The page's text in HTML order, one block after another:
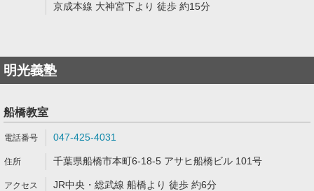
京成本線 大神宮下より 徒歩 約15分
明光義塾
船橋教室
047-425-4031
千葉県船橋市本町6-18-5 アサヒ船橋ビル 101号
JR中央・総武線 船橋より 徒歩 約6分